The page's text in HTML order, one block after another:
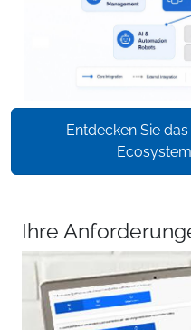
Entdecken Sie
Ihre